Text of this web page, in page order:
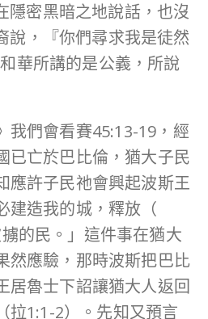
隱密黑暗之地說話，也沒
說，『你們尋求我是徒然
華所講的是公義，所說
我們會看賽45:13-19，經
已亡於巴比倫，猶大子民
應許子民祂會興起波斯王
建造我的城，釋放（
的民。」這件事在猶大
然應驗，那時波斯把巴比
居魯士下詔讓猶大人返回
拉1:1-2）。先知又預言